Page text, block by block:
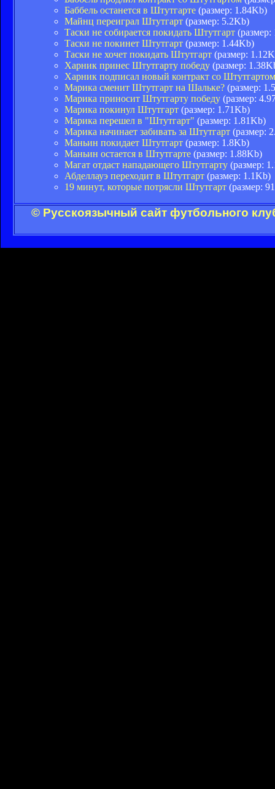
Баббель останется в Штутгарте (размер: 1.84Kb)
Майнц переиграл Штутгарт (размер: 5.2Kb)
Таски не собирается покидать Штутгарт (размер:
Таски не покинет Штутгарт (размер: 1.44Kb)
Таски не хочет покидать Штутгарт (размер:
Харник принес Штутгарту победу (размер:
Харник подписал новый контракт со Штутгартом
Марика сменит Штутгарт на Шальке? (размер:
Марика приносит Штутгарту победу (размер:
Марика покинул Штутгарт (размер: 1.71Kb)
Марика перешел в "Штутгарт" (размер: 1.81Kb)
Марика начинает забивать за Штутгарт (размер:
Маньин покидает Штутгарт (размер: 1.8Kb)
Маньин остается в Штутгарте (размер: 1.88Kb)
Магат отдаст нападающего Штутгарту (размер:
Абделлауэ переходит в Штутгарт (размер: 1.1Kb)
19 минут, которые потрясли Штутгарт (размер:
© Русскоязычный сайт футбольного